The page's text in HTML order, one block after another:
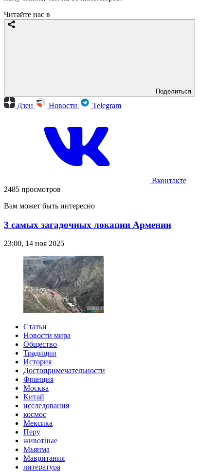
Читайте нас в
Поделиться
Дзен Новости Telegram
Вконтакте
2485 просмотров
Вам может быть интересно
3 самых загадочных локации Армении
23:00, 14 ноя 2025
Статьи
Новости мира
Общество
Традиции
История
Достопримечательности
Франция
Москва
Китай
исследования
космос
Мексика
Перу
животные
Мьянма
Мавритания
литература